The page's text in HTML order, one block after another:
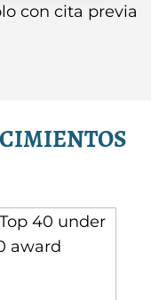
con cita previa